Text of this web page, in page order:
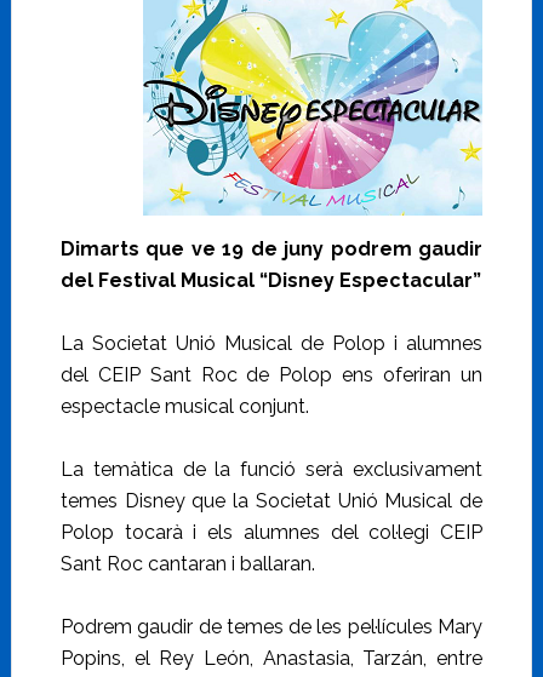
Dimarts que ve 19 de juny podrem gaudir
del Festival Musical “Disney Espectacular”
La Societat Unió Musical de Polop i alumnes
del CEIP Sant Roc de Polop ens oferiran un
espectacle musical conjunt.
La temàtica de la funció serà exclusivament
temes Disney que la Societat Unió Musical de
Polop tocarà i els alumnes del col·legi CEIP
Sant Roc cantaran i ballaran.
Podrem gaudir de temes de les pel·lícules Mary
Popins, el Rey León, Anastasia, Tarzán, entre